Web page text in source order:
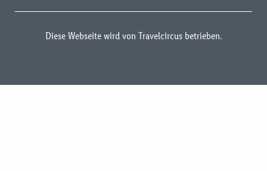
Diese Webseite wird von Travelcircus betrieben.